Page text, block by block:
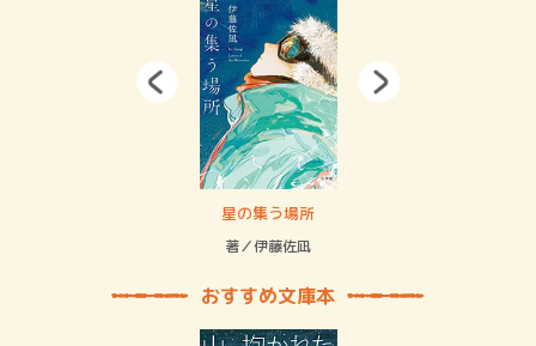
星の集う場所
著／伊藤佐凪
おすすめ文庫本